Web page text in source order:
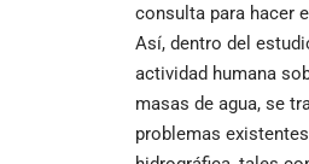
consulta para hacer
Así, dentro del
actividad humana
masas de agua, se
problemas